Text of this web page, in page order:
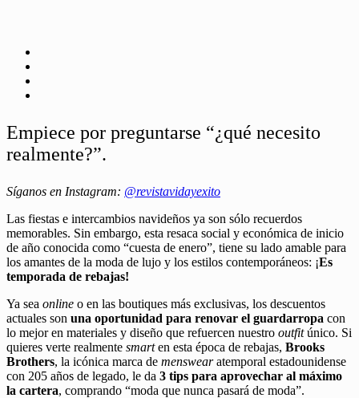
Empiece por preguntarse “¿qué necesito
realmente?”.
Síganos en Instagram: @revistavidayexito
Las fiestas e intercambios navideños ya son sólo recuerdos
memorables. Sin embargo, esta resaca social y económica de inicio
de año conocida como “cuesta de enero”, tiene su lado amable para
los amantes de la moda de lujo y los estilos contemporáneos: ¡Es
temporada de rebajas!
Ya sea online o en las boutiques más exclusivas, los descuentos
actuales son una oportunidad para renovar el guardarropa con
lo mejor en materiales y diseño que refuercen nuestro outfitúnico. Si
quieres verte realmente smarten esta época de rebajas, Brooks
Brothers, la icónica marca de menswearatemporal estadounidense
con 205 años de legado, le da 3 tips para aprovechar al máximo
la cartera, comprando “moda que nunca pasará de moda”.